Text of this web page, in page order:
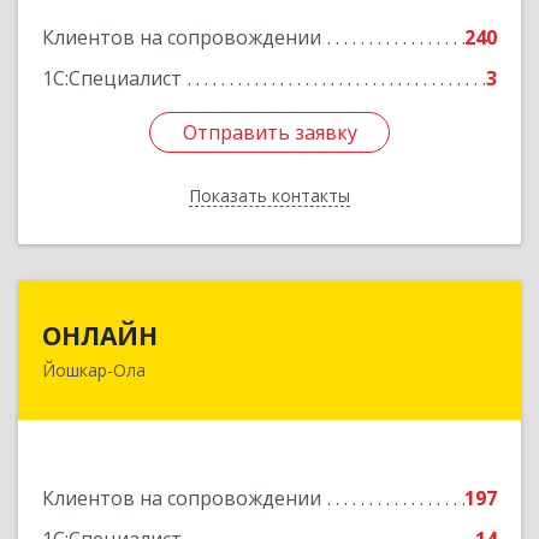
Клиентов на сопровождении
240
1С:Специалист
3
Отправить заявку
Показать контакты
Отправить заявку
Назад
ОНЛАЙН
Йошкар-Ола
Клиентов на сопровождении
197
424000, Марий Эл Респ, Йошкар-Ола г,